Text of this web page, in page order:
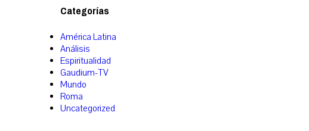
Categorías
América Latina
Análisis
Espiritualidad
Gaudium-TV
Mundo
Roma
Uncategorized